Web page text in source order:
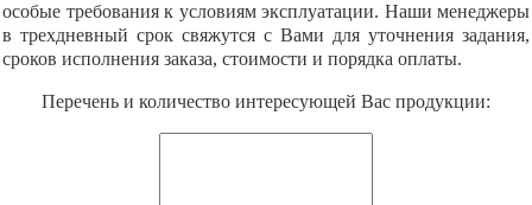
особые требования к условиям эксплуатации. Наши менеджеры
в трехдневный срок свяжутся с Вами для уточнения задания,
сроков исполнения заказа, стоимости и порядка оплаты.
Перечень и количество интересующей Вас продукции: